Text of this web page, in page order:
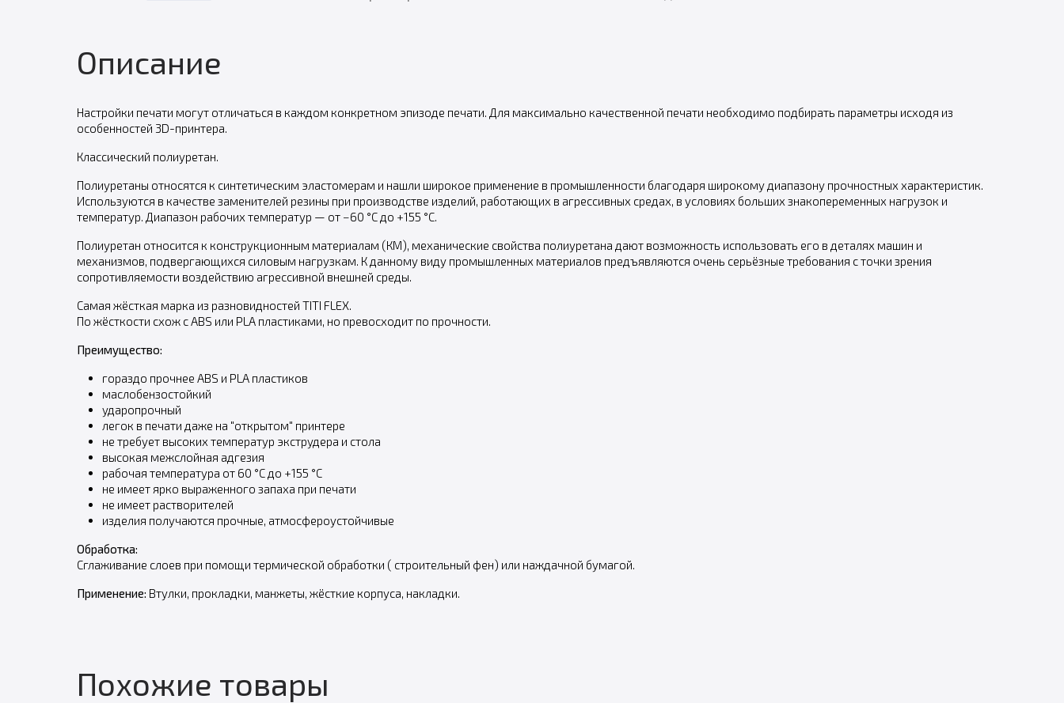
Описание
Настройки печати могут отличаться в каждом конкретном эпизоде печати. Для максимально качественной печати необходимо подбирать параметры исходя из
особенностей 3D-принтера.
Классический полиуретан.
Полиуретаны относятся к синтетическим эластомерам и нашли широкое применение в промышленности благодаря широкому диапазону прочностных характеристик.
Используются в качестве заменителей резины при производстве изделий, работающих в агрессивных средах, в условиях больших знакопеременных нагрузок и
температур. Диапазон рабочих температур — от −60 °С до +155 °С.
Полиуретан относится к конструкционным материалам (КМ), механические свойства полиуретана дают возможность использовать его в деталях машин и
механизмов, подвергающихся силовым нагрузкам. К данному виду промышленных материалов предъявляются очень серьёзные требования с точки зрения
сопротивляемости воздействию агрессивной внешней среды.
Самая жёсткая марка из разновидностей TITI FLEX.
По жёсткости схож с ABS или PLA пластиками, но превосходит по прочности.
Преимущество:
гораздо прочнее ABS и PLA пластиков
маслобензостойкий
ударопрочный
легок в печати даже на "открытом" принтере
не требует высоких температур экструдера и стола
высокая межслойная адгезия
рабочая температура от 60 °С до +155 °С
не имеет ярко выраженного запаха при печати
не имеет растворителей
изделия получаются прочные, атмосфероустойчивые
Обработка:
Сглаживание слоев при помощи термической обработки ( строительный фен) или наждачной бумагой.
Применение: Втулки, прокладки, манжеты, жёсткие корпуса, накладки.
Похожие товары